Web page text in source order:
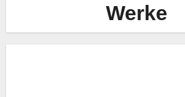
Werke